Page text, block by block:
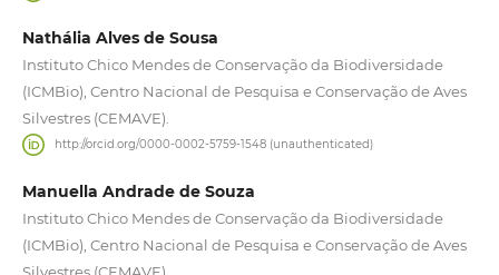
Nathália Alves de Sousa
Instituto Chico Mendes de Conservação da Biodiversidade
(ICMBio), Centro Nacional de Pesquisa e Conservação de Aves
Silvestres (CEMAVE).
http://orcid.org/0000-0002-5759-1548 (unauthenticated)
Manuella Andrade de Souza
Instituto Chico Mendes de Conservação da Biodiversidade
(ICMBio), Centro Nacional de Pesquisa e Conservação de Aves